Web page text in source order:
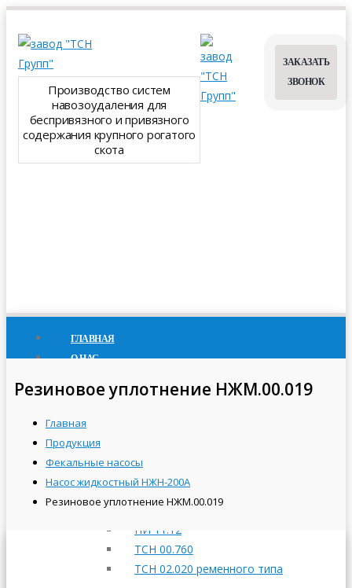
Производство систем
навозоудаления для
беспривязного и привязного
содержания крупного рогатого
скота
ЗАКАЗАТЬ
ЗВОНОК
ГЛАВНАЯ
О НАС
ТСН-3,0Б
ПРИВОДНЫЕ СТАНЦИИ
НИ 11.12
ТСН 00.760
ТСН 02.020 ременного типа
Резиновое уплотнение НЖМ.00.019
Главная
Продукция
Фекальные насосы
Насос жидкостный НЖН-200А
Резиновое уплотнение НЖМ.00.019